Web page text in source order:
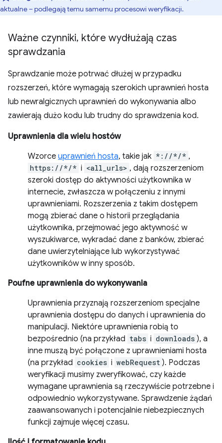
aktualne – podlegają temu samemu procesowi weryfikacji.
Ważne czynniki, które wydłużają czas
sprawdzania
Sprawdzanie może potrwać dłużej w przypadku
rozszerzeń, które wymagają szerokich uprawnień hosta
lub newralgicznych uprawnień do wykonywania albo
zawierają dużo kodu lub trudny do sprawdzenia kod.
Uprawnienia dla wielu hostów
Wzorce uprawnień hosta, takie jak *://*/* ,
https://*/* i <all_urls> , dają rozszerzeniom
szeroki dostęp do aktywności użytkownika w
internecie, zwłaszcza w połączeniu z innymi
uprawnieniami. Rozszerzenia z takim dostępem
mogą zbierać dane o historii przeglądania
użytkownika, przejmować jego aktywność w
wyszukiwarce, wykradać dane z banków, zbierać
dane uwierzytelniające lub wykorzystywać
użytkowników w inny sposób.
Poufne uprawnienia do wykonywania
Uprawnienia przyznają rozszerzeniom specjalne
uprawnienia dostępu do danych i uprawnienia do
manipulacji. Niektóre uprawnienia robią to
bezpośrednio (na przykład tabs i downloads ), a
inne muszą być połączone z uprawnieniami hosta
(na przykład cookies i webRequest ). Podczas
weryfikacji musimy zweryfikować, czy każde
wymagane uprawnienia są rzeczywiście potrzebne i
odpowiednio wykorzystywane. Sprawdzenie żądań
zaawansowanych i potencjalnie niebezpiecznych
funkcji zajmuje więcej czasu.